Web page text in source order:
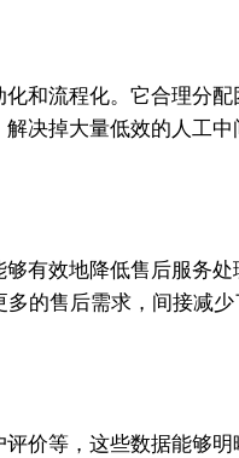
和流程化。它合理分配
决掉大量低效的人工中
有效地降低售后服务处
的售后需求，间接减少
价等，这些数据能够明